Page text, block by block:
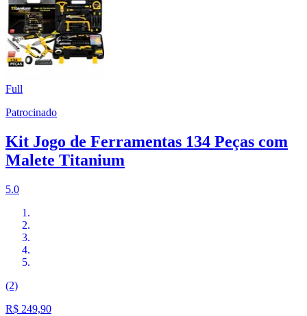
Full
Patrocinado
Kit Jogo de Ferramentas 134 Peças com
Malete Titanium
5.0
(2)
R$ 249,90